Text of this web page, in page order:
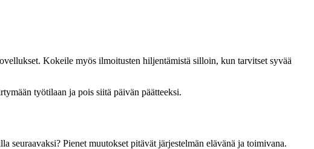
Kokeile myös ilmoitusten hiljentämistä silloin, kun tarvitset syvää
työtilaan ja pois siitä päivän päätteeksi.
Pienet muutokset pitävät järjestelmän elävänä ja toimivana.